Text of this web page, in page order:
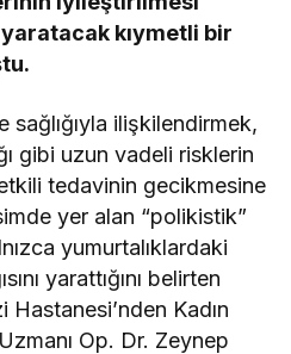
yaratacak kıymetli bir
sağlığıyla ilişkilendirmek,
gibi uzun vadeli risklerin
tedavinin gecikmesine
yer alan “polikistik”
yumurtalıklardaki
yarattığını belirten
Kadın
Op. Dr. Zeynep